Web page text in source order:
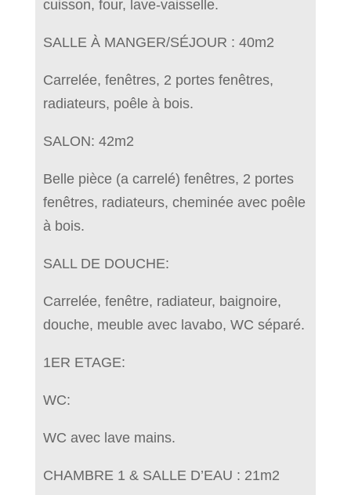
cuisson, four, lave-vaisselle.
SALLE À MANGER/SÉJOUR : 40m2
Carrelée, fenêtres, 2 portes fenêtres,
radiateurs, poêle à bois.
SALON: 42m2
Belle pièce (a carrelé) fenêtres, 2 portes
fenêtres, radiateurs, cheminée avec poêle
à bois.
SALL DE DOUCHE:
Carrelée, fenêtre, radiateur, baignoire,
douche, meuble avec lavabo, WC séparé.
1ER ETAGE:
WC:
WC avec lave mains.
CHAMBRE 1 & SALLE D’EAU : 21m2